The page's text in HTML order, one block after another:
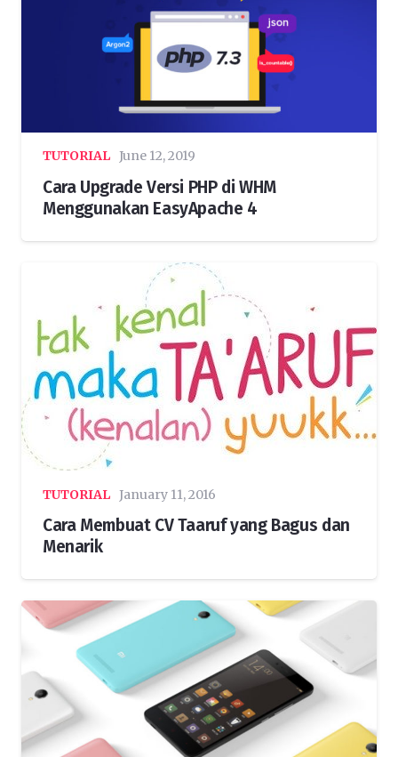
TUTORIAL June 12, 2019
Cara Upgrade Versi PHP di WHM
Menggunakan EasyApache 4
TUTORIAL January 11, 2016
Cara Membuat CV Taaruf yang Bagus dan
Menarik